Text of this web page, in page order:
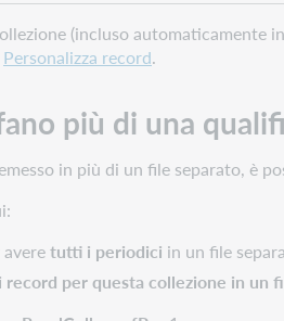
(incluso automaticamente
Personalizza record.
più di una
in più di un file separato, è
averetutti i periodici in un file
record per questa collezione in un